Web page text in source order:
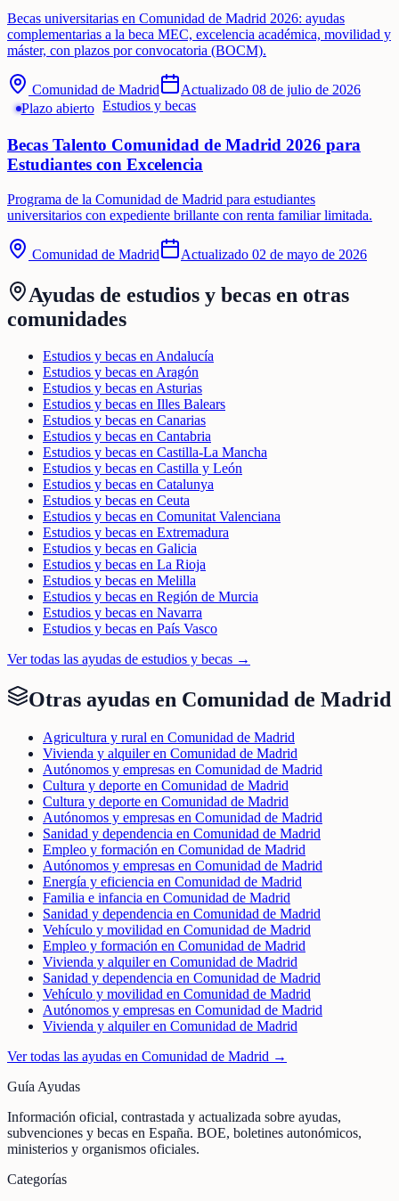
Becas universitarias en Comunidad de Madrid 2026: ayudas
complementarias a la beca MEC, excelencia académica, movilidad y
máster, con plazos por convocatoria (BOCM).
Comunidad de Madrid Actualizado 08 de julio de 2026
Plazo abierto Estudios y becas
Becas Talento Comunidad de Madrid 2026 para
Estudiantes con Excelencia
Programa de la Comunidad de Madrid para estudiantes
universitarios con expediente brillante con renta familiar limitada.
Comunidad de Madrid Actualizado 02 de mayo de 2026
Ayudas de estudios y becas en otras
comunidades
Estudios y becas en Andalucía
Estudios y becas en Aragón
Estudios y becas en Asturias
Estudios y becas en Illes Balears
Estudios y becas en Canarias
Estudios y becas en Cantabria
Estudios y becas en Castilla-La Mancha
Estudios y becas en Castilla y León
Estudios y becas en Catalunya
Estudios y becas en Ceuta
Estudios y becas en Comunitat Valenciana
Estudios y becas en Extremadura
Estudios y becas en Galicia
Estudios y becas en La Rioja
Estudios y becas en Melilla
Estudios y becas en Región de Murcia
Estudios y becas en Navarra
Estudios y becas en País Vasco
Ver todas las ayudas de estudios y becas →
Otras ayudas en Comunidad de Madrid
Agricultura y rural en Comunidad de Madrid
Vivienda y alquiler en Comunidad de Madrid
Autónomos y empresas en Comunidad de Madrid
Cultura y deporte en Comunidad de Madrid
Cultura y deporte en Comunidad de Madrid
Autónomos y empresas en Comunidad de Madrid
Sanidad y dependencia en Comunidad de Madrid
Empleo y formación en Comunidad de Madrid
Autónomos y empresas en Comunidad de Madrid
Energía y eficiencia en Comunidad de Madrid
Familia e infancia en Comunidad de Madrid
Sanidad y dependencia en Comunidad de Madrid
Vehículo y movilidad en Comunidad de Madrid
Empleo y formación en Comunidad de Madrid
Vivienda y alquiler en Comunidad de Madrid
Sanidad y dependencia en Comunidad de Madrid
Vehículo y movilidad en Comunidad de Madrid
Autónomos y empresas en Comunidad de Madrid
Vivienda y alquiler en Comunidad de Madrid
Ver todas las ayudas en Comunidad de Madrid →
Guía Ayudas
Información oficial, contrastada y actualizada sobre ayudas,
subvenciones y becas en España. BOE, boletines autonómicos,
ministerios y organismos oficiales.
Categorías